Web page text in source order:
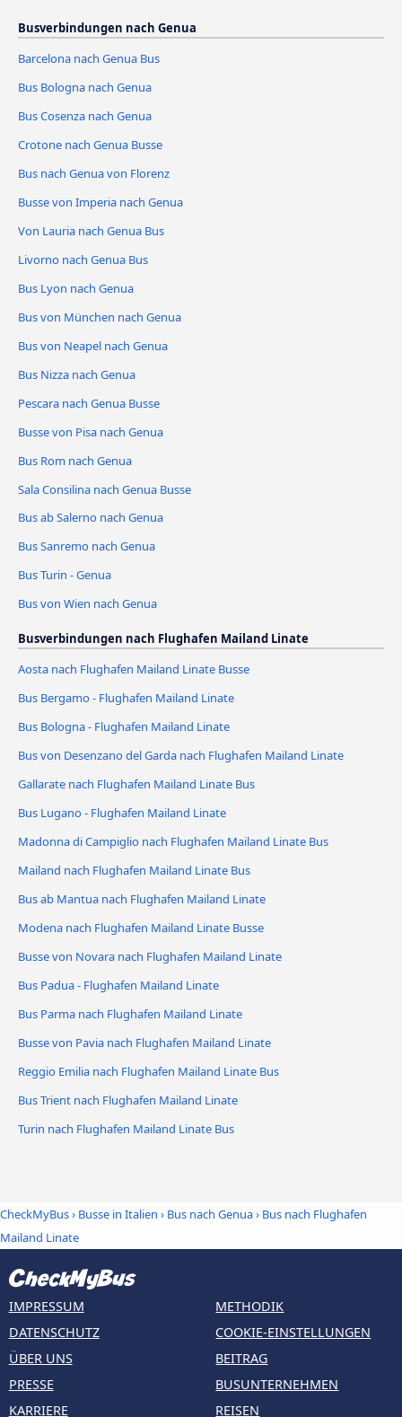
Busverbindungen nach Genua
Barcelona nach Genua Bus
Bus Bologna nach Genua
Bus Cosenza nach Genua
Crotone nach Genua Busse
Bus nach Genua von Florenz
Busse von Imperia nach Genua
Von Lauria nach Genua Bus
Livorno nach Genua Bus
Bus Lyon nach Genua
Bus von München nach Genua
Bus von Neapel nach Genua
Bus Nizza nach Genua
Pescara nach Genua Busse
Busse von Pisa nach Genua
Bus Rom nach Genua
Sala Consilina nach Genua Busse
Bus ab Salerno nach Genua
Bus Sanremo nach Genua
Bus Turin - Genua
Bus von Wien nach Genua
Busverbindungen nach Flughafen Mailand Linate
Aosta nach Flughafen Mailand Linate Busse
Bus Bergamo - Flughafen Mailand Linate
Bus Bologna - Flughafen Mailand Linate
Bus von Desenzano del Garda nach Flughafen Mailand Linate
Gallarate nach Flughafen Mailand Linate Bus
Bus Lugano - Flughafen Mailand Linate
Madonna di Campiglio nach Flughafen Mailand Linate Bus
Mailand nach Flughafen Mailand Linate Bus
Bus ab Mantua nach Flughafen Mailand Linate
Modena nach Flughafen Mailand Linate Busse
Busse von Novara nach Flughafen Mailand Linate
Bus Padua - Flughafen Mailand Linate
Bus Parma nach Flughafen Mailand Linate
Busse von Pavia nach Flughafen Mailand Linate
Reggio Emilia nach Flughafen Mailand Linate Bus
Bus Trient nach Flughafen Mailand Linate
Turin nach Flughafen Mailand Linate Bus
CheckMyBus› Busse in Italien › Bus nach Genua› Bus nach Flughafen
Mailand Linate
IMPRESSUM
DATENSCHUTZ
ÜBER UNS
PRESSE
KARRIERE
METHODIK
COOKIE-EINSTELLUNGEN
BEITRAG
BUSUNTERNEHMEN
REISEN